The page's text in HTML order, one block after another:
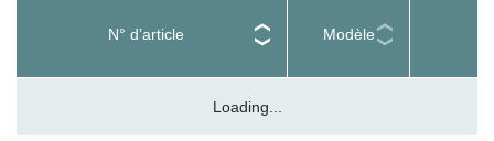
N° d’article Modèle
Loading...